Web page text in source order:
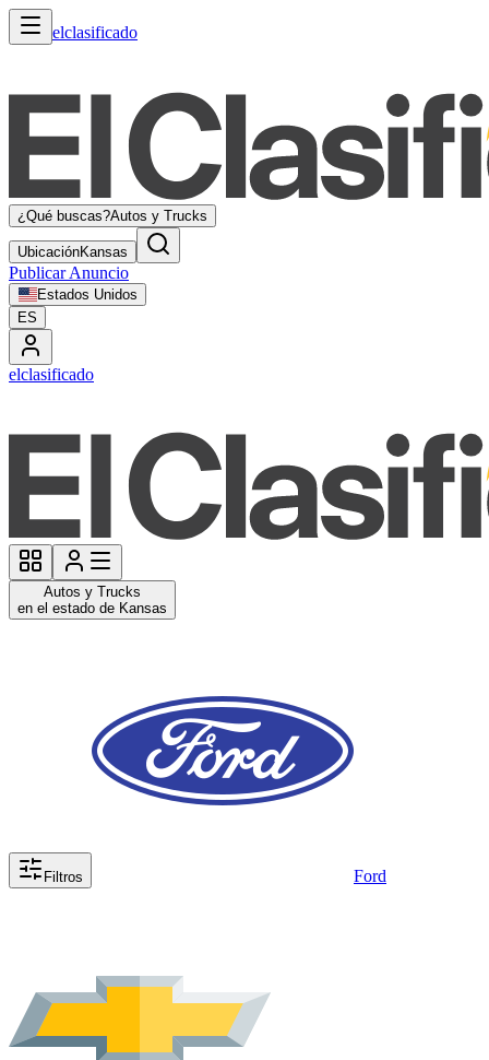
elclasificado
¿Qué buscas?Autos y Trucks
UbicaciónKansas
Publicar Anuncio
Estados Unidos
ES
elclasificado
Autos y Trucks
en el estado de Kansas
Filtros Ford